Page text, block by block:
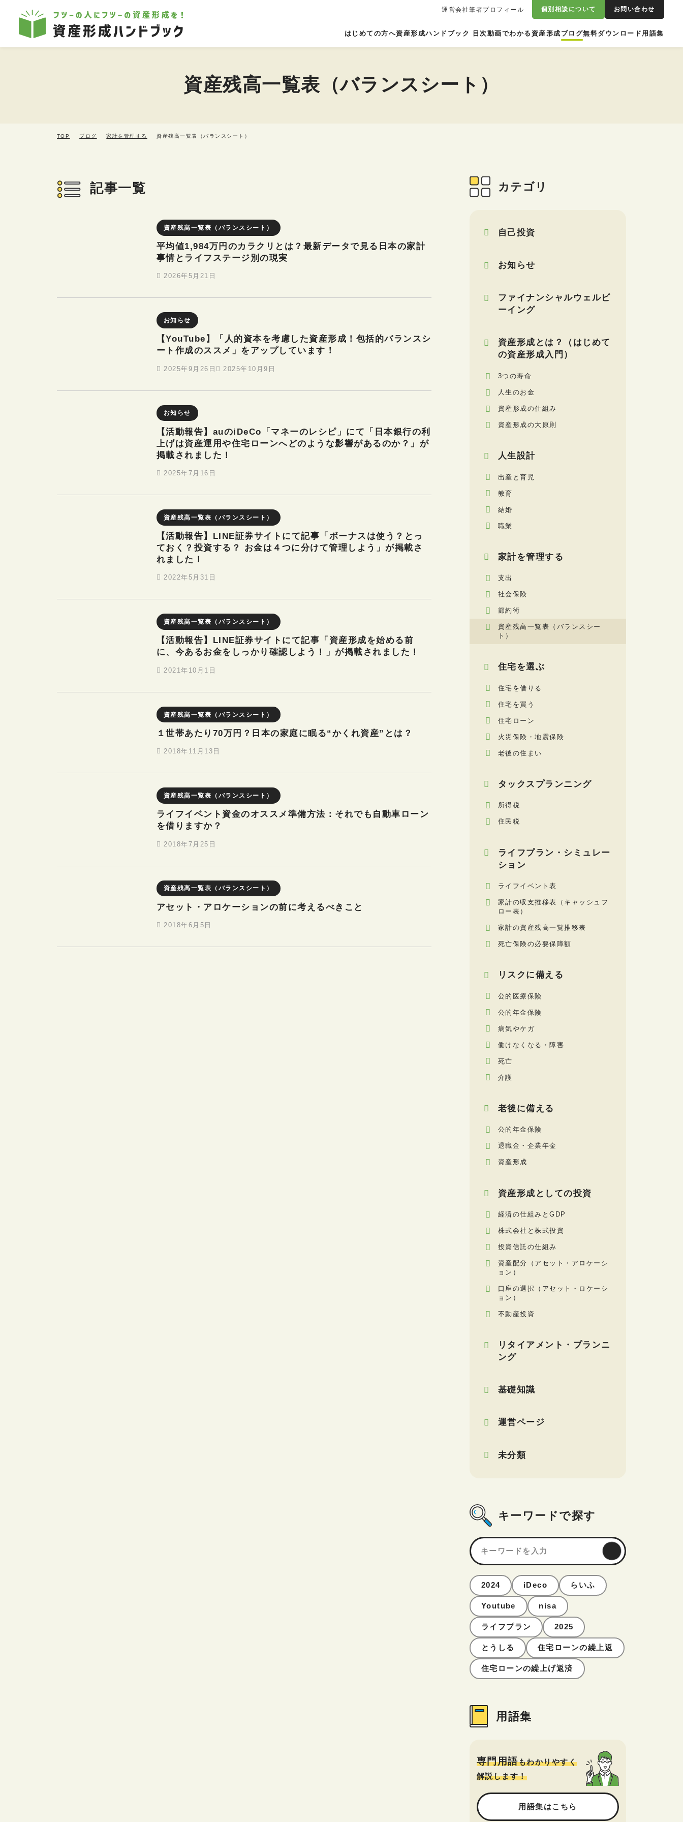
はじめての方へ資産形成ハンドブック 目次動画でわかる資産形成 ブログ無料ダウンロード 用語集
運営会社筆者プロフィール 個別相談について お問い合わせ
資産残高一覧表（バランスシート）
TOP ブログ 家計を管理する 資産残高一覧表（バランスシート）
記事一覧
資産残高一覧表（バランスシート）
平均値1,984万円のカラクリとは？最新データで見る日本の家計
事情とライフステージ別の現実
2026年5月21日
お知らせ
【YouTube】「人的資本を考慮した資産形成！包括的バランスシ
ート作成のススメ」をアップしています！
2025年9月26日 2025年10月9日
お知らせ
【活動報告】auのiDeCo「マネーのレシピ」にて「日本銀行の利
上げは資産運用や住宅ローンへどのような影響があるのか？」が
掲載されました！
2025年7月16日
資産残高一覧表（バランスシート）
【活動報告】LINE証券サイトにて記事「ボーナスは使う？とっ
ておく？投資する？ お金は４つに分けて管理しよう」が掲載さ
れました！
2022年5月31日
資産残高一覧表（バランスシート）
【活動報告】LINE証券サイトにて記事「資産形成を始める前
に、今あるお金をしっかり確認しよう！」が掲載されました！
2021年10月1日
資産残高一覧表（バランスシート）
１世帯あたり70万円？日本の家庭に眠る“かくれ資産”とは？
2018年11月13日
資産残高一覧表（バランスシート）
ライフイベント資金のオススメ準備方法：それでも自動車ローン
を借りますか？
2018年7月25日
資産残高一覧表（バランスシート）
アセット・アロケーションの前に考えるべきこと
2018年6月5日
カテゴリ
自己投資
お知らせ
ファイナンシャルウェルビ
ーイング
資産形成とは？（はじめて
の資産形成入門）
3つの寿命
人生のお金
資産形成の仕組み
資産形成の大原則
人生設計
出産と育児
教育
結婚
職業
家計を管理する
支出
社会保険
節約術
資産残高一覧表（バランスシー
ト）
住宅を選ぶ
住宅を借りる
住宅を買う
住宅ローン
火災保険・地震保険
老後の住まい
タックスプランニング
所得税
住民税
ライフプラン・シミュレー
ション
ライフイベント表
家計の収支推移表（キャッシュフ
ロー表）
家計の資産残高一覧推移表
死亡保険の必要保障額
リスクに備える
公的医療保険
公的年金保険
病気やケガ
働けなくなる・障害
死亡
介護
老後に備える
公的年金保険
退職金・企業年金
資産形成
資産形成としての投資
経済の仕組みとGDP
株式会社と株式投資
投資信託の仕組み
資産配分（アセット・アロケーシ
ョン）
口座の選択（アセット・ロケーシ
ョン）
不動産投資
リタイアメント・プランニ
ング
基礎知識
運営ページ
未分類
キーワードで探す
2024 iDeco らいふ
Youtube nisa
ライフプラン 2025
とうしる 住宅ローンの繰上返
住宅ローンの繰上げ返済
用語集
専門用語もわかりやすく
解説します！
用語集はこちら